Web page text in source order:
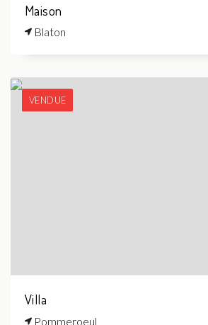
Maison
Blaton
VENDUE
Villa
Pommeroeul